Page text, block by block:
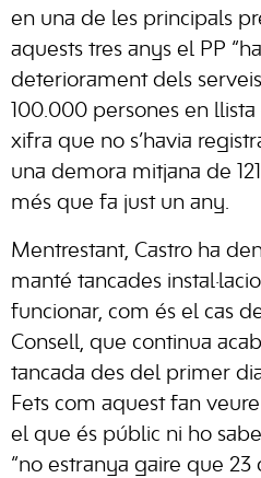
en una de les principals
aquests tres anys el PP
deteriorament dels
100.000 persones en
xifra que no s’havia
una demora mitjana de
més que fa just un any.
Mentrestant, Castro ha
manté tancades
funcionar, com és el cas
Consell, que continua
tancada des del primer
Fets com aquest fan
el que és públic ni ho
“no estranya gaire que 23